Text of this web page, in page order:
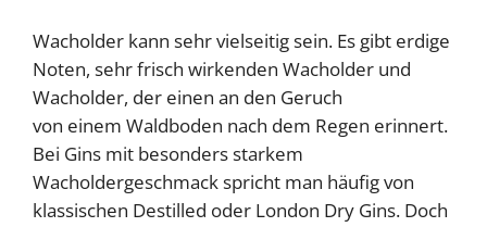
Wacholder kann sehr vielseitig sein. Es gibt erdige
Noten, sehr frisch wirkenden Wacholder und
Wacholder, der einen an den Geruch
von einem Waldboden nach dem Regen erinnert.
Bei Gins mit besonders starkem
Wacholdergeschmack spricht man häufig von
klassischen Destilled oder London Dry Gins. Doch